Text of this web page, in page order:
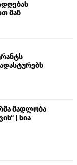
მან
მადლობა
| სია